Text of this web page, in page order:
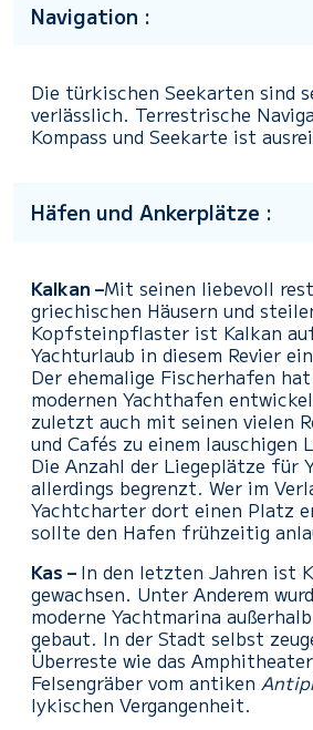
Navigation :
Die türkischen Seekarten sind
verlässlich. Terrestrische
Kompass und Seekarte ist
Häfen und Ankerplätze :
Kalkan –Mit seinen liebevoll
griechischen Häusern und
Kopfsteinpflaster ist Kalkan
Yachturlaub in diesem Revier
Der ehemalige Fischerhafen
modernen Yachthafen
zuletzt auch mit seinen vielen
und Cafés zu einem lauschigen
Die Anzahl der Liegeplätze für
allerdings begrenzt. Wer im
Yachtcharter dort einen Platz
sollte den Hafen frühzeitig
Kas – In den letzten Jahren ist
gewachsen. Unter Anderem
moderne Yachtmarina
gebaut. In der Stadt selbst
Überreste wie das
Felsengräber vom antiken
lykischen Vergangenheit.